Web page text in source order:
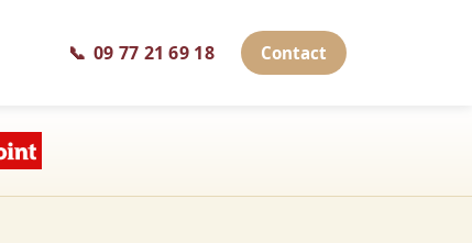
📞 09 77 21 69 18 Contact